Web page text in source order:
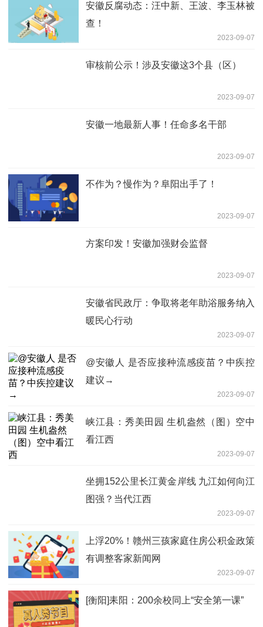
安徽反腐动态：汪中新、王波、李玉林被
查！
2023-09-07
审核前公示！涉及安徽这3个县（区）
2023-09-07
安徽一地最新人事！任命多名干部
2023-09-07
不作为？慢作为？阜阳出手了！
2023-09-07
方案印发！安徽加强财会监督
2023-09-07
安徽省民政厅：争取将老年助浴服务纳入
暖民心行动
2023-09-07
@安徽人 是否应接种流感疫苗？中疾控
建议→
2023-09-07
峡江县：秀美田园 生机盎然（图）空中
看江西
2023-09-07
坐拥152公里长江黄金岸线 九江如何向江
图强？当代江西
2023-09-07
上浮20%！赣州三孩家庭住房公积金政策
有调整客家新闻网
2023-09-07
[衡阳]耒阳：200余校同上“安全第一课”